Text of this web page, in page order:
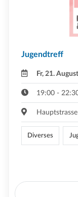
Jugendtreff
Fr, 21.
19:00 -
Diverses